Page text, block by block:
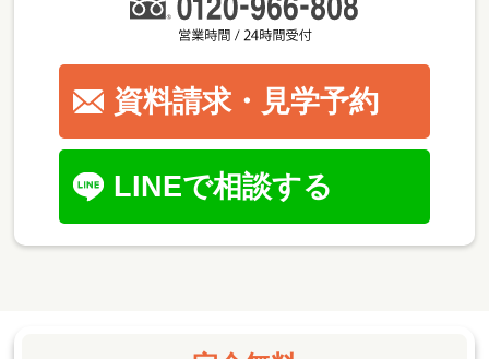
資料請求・見学予約
LINEで相談する